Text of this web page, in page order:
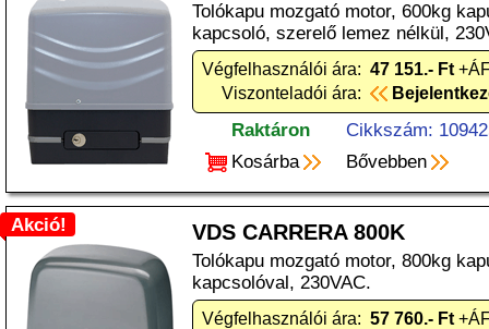
Tolókapu mozgató motor, 600kg
kapcsoló, szerelő lemez nélkül,
Végfelhasználói ára: 47 151.- Ft
Viszonteladói ára:
Raktáron
Cikkszám:
Kosárba
Bővebben
Akció! VDS CARRERA 800K
Tolókapu mozgató motor, 800kg
kapcsolóval, 230VAC.
Végfelhasználói ára: 57 760.- Ft